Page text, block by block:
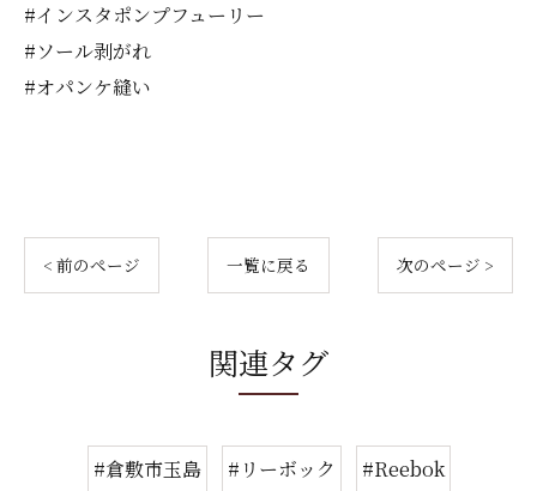
#インスタポンプフューリー
#ソール剥がれ
#オパンケ縫い
< 前のページ 一覧に戻る 次のページ >
関連タグ
#倉敷市玉島 #リーボック
#Reebok